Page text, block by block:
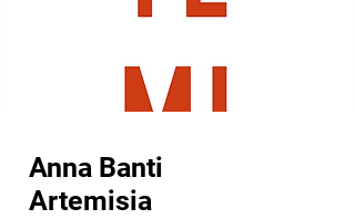
Anna Banti
Artemisia